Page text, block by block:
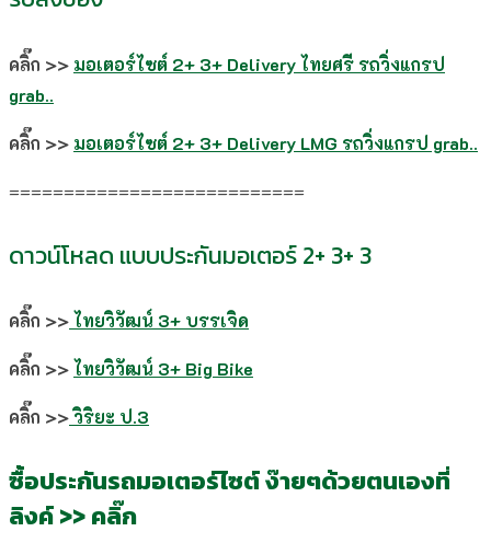
คลิ๊ก >> มอเตอร์ไซต์ 2+ 3+ Delivery ไทยศรี รถวิ่งแกรป
grab..
คลิ๊ก >> มอเตอร์ไซต์ 2+ 3+ Delivery LMG รถวิ่งแกรป grab..
===========================
ดาวน์โหลด แบบประกันมอเตอร์ 2+ 3+ 3
คลิ๊ก >> ไทยวิวัฒน์ 3+ บรรเจิด
คลิ๊ก >> ไทยวิวัฒน์ 3+ Big Bike
คลิ๊ก >>วิริยะ ป.3
ซื้อประกันรถมอเตอร์ไซต์ ง๊ายๆด้วยตนเองที่
ลิงค์ >> คลิ๊ก